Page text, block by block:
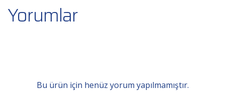
Yorumlar
Bu ürün için henüz yorum yapılmamıştır.